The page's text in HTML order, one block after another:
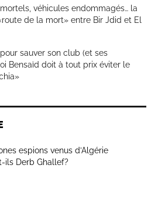
véhicules endommagés… la
de la mort» entre Bir Jdid et El
sauver son club (et ses
Bensaïd doit à tout prix éviter le
espions venus d’Algérie
ils Derb Ghallef?